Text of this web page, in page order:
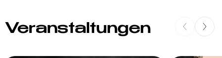
Veranstaltungen